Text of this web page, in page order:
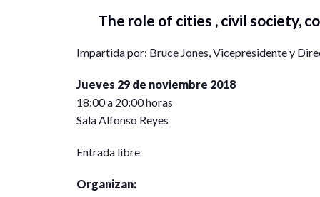
The role of cities , civil society,
Impartida por: Bruce Jones, Vicepresidente y
Jueves 29 de noviembre 2018
18:00 a 20:00 horas
Sala Alfonso Reyes
Entrada libre
Organizan: